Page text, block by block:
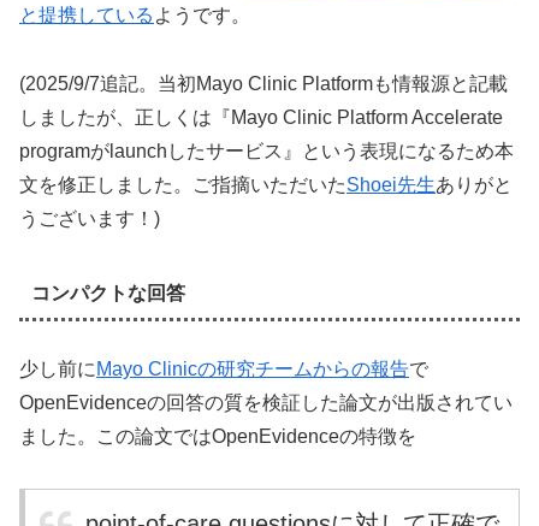
と提携している ようです。
(2025/9/7追記。当初Mayo Clinic Platformも情報源と記載
しましたが、正しくは『Mayo Clinic Platform Accelerate
programがlaunchしたサービス』という表現になるため本
文を修正しました。ご指摘いただいたShoei先生ありがと
うございます！)
コンパクトな回答
少し前に Mayo Clinicの研究チームからの報告で
OpenEvidenceの回答の質を検証した論文が出版されてい
ました。この論文ではOpenEvidenceの特徴を